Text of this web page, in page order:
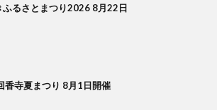
ふるさとまつり2026 8月22日
香寺夏まつり 8月1日開催